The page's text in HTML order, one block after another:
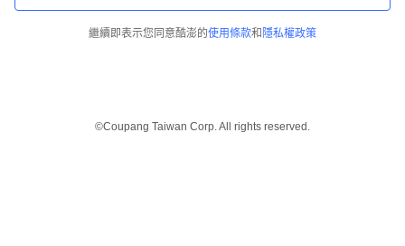
繼續即表示您同意酷澎的使用條款和 隱私權政策
©Coupang Taiwan Corp. All rights reserved.